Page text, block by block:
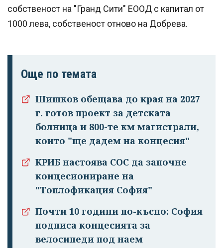
собственост на "Гранд Сити" ЕООД с капитал от
1000 лева, собственост отново на Добрева.
Още по темата
Шишков обещава до края на 2027
г. готов проект за детската
болница и 800-те км магистрали,
които "ще дадем на концесия"
КРИБ настоява СОС да започне
концесиониране на
"Топлофикация София"
Почти 10 години по-късно: София
подписа концесията за
велосипеди под наем